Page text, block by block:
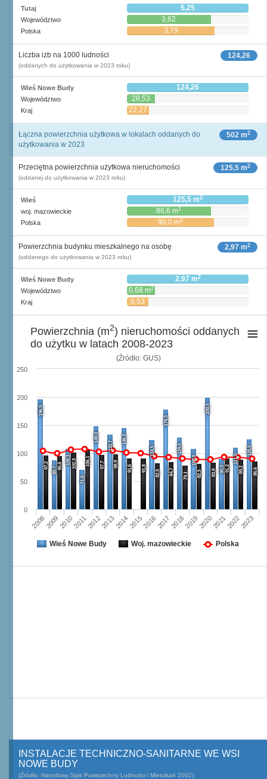
Tutaj 5,25
Województwo 3,62
Polska 3,79
124,26
Liczba izb na 1000 ludności
(oddanych do użytkowania w 2023 roku)
Wieś Nowe Budy 124,26
Województwo 28,53
Kraj 22,27
502 m2
Łączna powierzchnia użytkowa w lokalach oddanych do
użytkowania w 2023
125,5 m2
Przeciętna powierzchnia użytkowa nieruchomości
(oddanej do użytkowania w 2023 roku)
Wieś 125,5 m2
woj. mazowieckie 86,6 m2
Polska 90,0 m2
2,97 m2
Powierzchnia budynku mieszkalnego na osobę
(oddanego do użytkowania w 2023 roku)
Wieś Nowe Budy 2,97 m2
Województwo 0,68 m2
Kraj
0,53
(Źródło: GUS)
196,5
88,7
108,3
71,0
149,0
133,7
146,0
124,5
178,3
129,0
108,0
200,5
90,0
111,0
125,5
97,2 95,6 102,3 106,1 97,7 98,9 91,6 91,8
82,5 84,7 79,1 82,3 83,9 91,2 89,2 86,6
2008200920102011201220132014201520162017201820192020202120222023
0
50
100
150
200
250
Powierzchnia (m2) nieruchomości oddanych
do użytku w latach 2008-2023
Wieś Nowe Budy Woj. mazowieckie Polska
INSTALACJE TECHNICZNO-SANITARNE WE WSI
NOWE BUDY
(Źródło: Narodowy Spis Powszechny Ludności i Mieszkań 2002)